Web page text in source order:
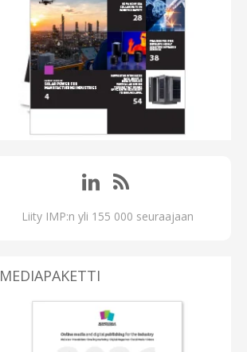
Liity IMP:n yli 155 000 seuraajaan
MEDIAPAKETTI